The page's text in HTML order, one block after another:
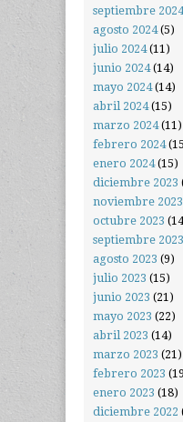
septiembre 2024
agosto 2024(5)
julio 2024(11)
junio 2024(14)
mayo 2024(14)
abril 2024(15)
marzo 2024(11)
febrero 2024
enero 2024(15)
diciembre 2023
noviembre 2023
octubre 2023
septiembre 2023
agosto 2023 (9)
julio 2023 (15)
junio 2023 (21)
mayo 2023 (22)
abril 2023 (14)
marzo 2023 (21)
febrero 2023
enero 2023 (18)
diciembre 2022